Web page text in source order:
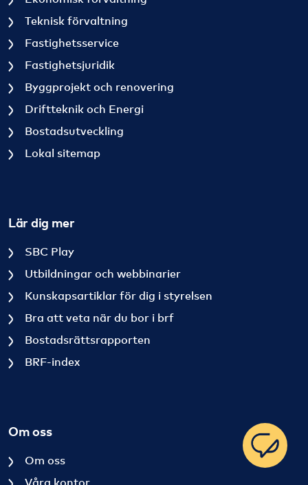
Teknisk förvaltning
Fastighetsservice
Fastighetsjuridik
Byggprojekt och renovering
Driftteknik och Energi
Bostadsutveckling
Lokal sitemap
Lär dig mer
SBC Play
Utbildningar och webbinarier
Kunskapsartiklar för dig i styrelsen
Bra att veta när du bor i brf
Bostadsrättsrapporten
BRF-index
Om oss
Om oss